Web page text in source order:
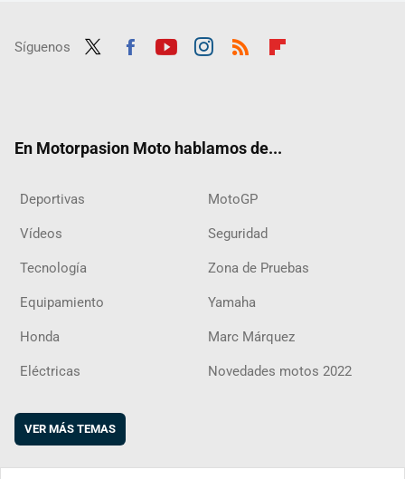
Síguenos
En Motorpasion Moto hablamos de...
Deportivas MotoGP
Vídeos Seguridad
Tecnología Zona de Pruebas
Equipamiento Yamaha
Honda Marc Márquez
Eléctricas Novedades motos 2022
VER MÁS TEMAS